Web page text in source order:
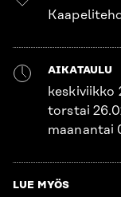
AIKATAULU
keskiviikko
torstai
maanantai
LUE MYÖS